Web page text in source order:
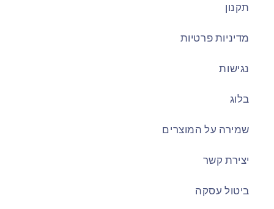
תקנון
מדיניות פרטיות
נגישות
בלוג
שמירה על המוצרים
יצירת קשר
ביטול עסקה